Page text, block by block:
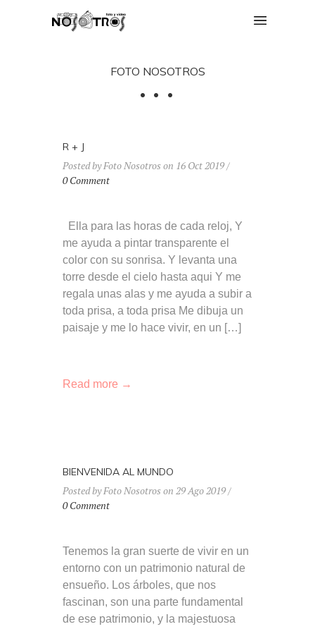
FOTO NOSOTROS
R + J
Posted by Foto Nosotros on 16 Oct 2019 /
0 Comment
Ella para las horas de cada reloj, Y
me ayuda a pintar transparente el
color con su sonrisa. Y levanta una
torre desde el cielo hasta aqui Y me
regala unas alas y me ayuda a subir a
toda prisa, a toda prisa Me dibuja un
paisaje y me lo hace vivir, en un […]
Read more →
BIENVENIDA AL MUNDO
Posted by Foto Nosotros on 29 Ago 2019 /
0 Comment
Tenemos la gran suerte de vivir en un
entorno con un patrimonio natural de
ensueño. Los árboles, que nos
fascinan, son una parte fundamental
de ese patrimonio, y la majestuosa